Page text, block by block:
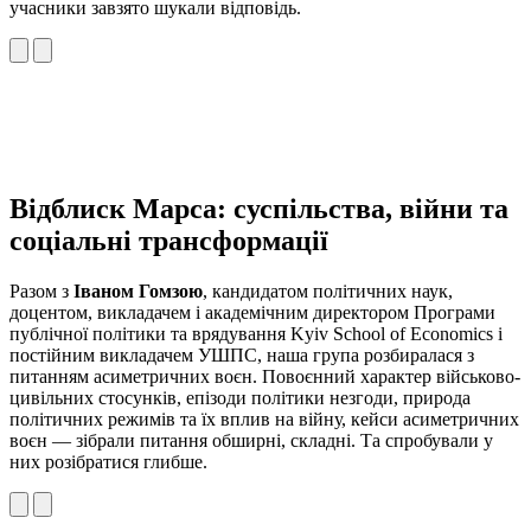
учасники завзято шукали відповідь.
Відблиск Марса: суспільства, війни та
соціальні трансформації
Разом з Іваном Гомзою, кандидатом політичних наук,
доцентом, викладачем і академічним директором Програми
публічної політики та врядування Kyiv School of Economics і
постійним викладачем УШПС, наша група розбиралася з
питанням асиметричних воєн. Повоєнний характер військово-
цивільних стосунків, епізоди політики незгоди, природа
політичних режимів та їх вплив на війну, кейси асиметричних
воєн — зібрали питання обширні, складні. Та спробували у
них розібратися глибше.